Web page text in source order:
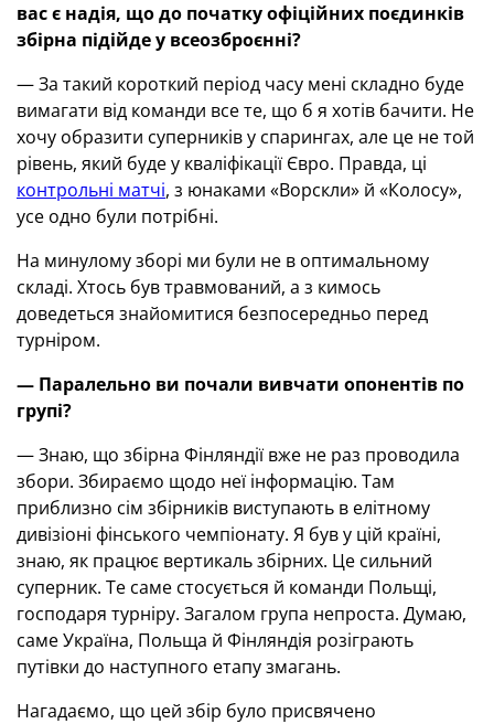
вас є надія, що до початку офіційних поєдинків
збірна підійде у всеозброєнні?
— За такий короткий період часу мені складно буде
вимагати від команди все те, що б я хотів бачити. Не
хочу образити суперників у спарингах, але це не той
рівень, який буде у кваліфікації Євро. Правда, ці
контрольні матчі, з юнаками «Ворскли» й «Колосу»,
усе одно були потрібні.
На минулому зборі ми були не в оптимальному
складі. Хтось був травмований, а з кимось
доведеться знайомитися безпосередньо перед
турніром.
— Паралельно ви почали вивчати опонентів по
групі?
— Знаю, що збірна Фінляндії вже не раз проводила
збори. Збираємо щодо неї інформацію. Там
приблизно сім збірників виступають в елітному
дивізіоні фінського чемпіонату. Я був у цій країні,
знаю, як працює вертикаль збірних. Це сильний
суперник. Те саме стосується й команди Польщі,
господаря турніру. Загалом група непроста. Думаю,
саме Україна, Польща й Фінляндія розіграють
путівки до наступного етапу змагань.
Нагадаємо, що цей збір було присвячено